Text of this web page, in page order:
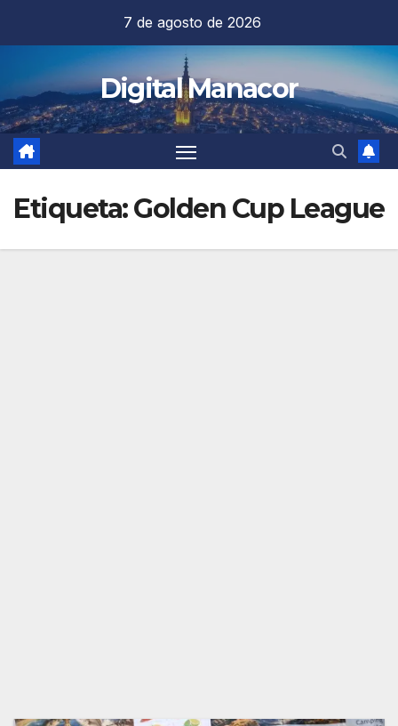
contenido
7 de agosto de 2026
Digital Manacor
Etiqueta:Golden Cup League